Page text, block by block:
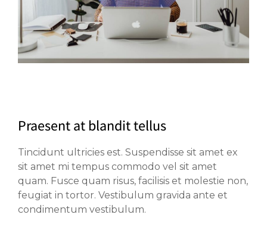
Praesent at blandit tellus
Tincidunt ultricies est. Suspendisse sit amet ex
sit amet mi tempus commodo vel sit amet
quam. Fusce quam risus, facilisis et molestie non,
feugiat in tortor. Vestibulum gravida ante et
condimentum vestibulum.